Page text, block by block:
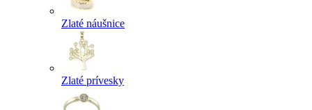
Zlaté náušnice
Zlaté prívesky